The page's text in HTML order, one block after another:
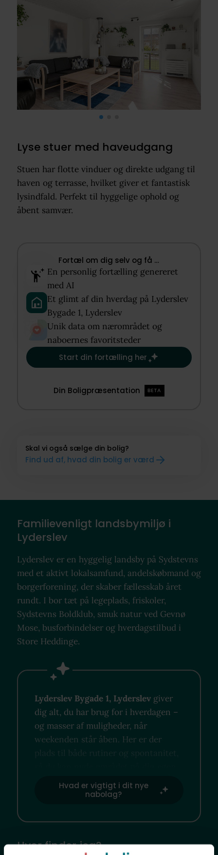
Lyse stuer med haveudgang
Stuen har flotte vinduer og direkte udgang til
haven og terrasse, hvilket giver et fantastisk
lysindfald. Perfekt til hyggelige ophold og
åbent samvær.
Fortæl om dig selv og få …​
En personlig fortælling genereret
med AI​
Et glimt af din hverdag på Lyderslev
Bygade 1, Lyderslev​
Unik data om nærområdet og
naboernes favoritsteder​
Start din fortælling her
Din Boligpræsentation BETA
Skal vi også sælge din bolig?
Find ud af, hvad din bolig er værd
Familievenligt landsbymiljø i
Lyderslev
Lyderslev er en hyggelig landsby på Sydstevns
med et aktivt lokalsamfund, andelskøbmand og
borgerforening, der skaber fællesskab året
rundt. I bor tæt på legeplads, friskoler,
Sydstevns Boldklub, smuk natur ved Gevnø
Mose, busforbindelser og hverdagstilbud i
Store Heddinge.
Lyderslev Bygade 1, Lyderslev giver
dig alt, du har brug for i hverdagen –
og masser af muligheder, når
weekenden står åben. Her er der
plads til både rutiner og spontanitet,
Hvad er vigtigt i dit nye
nabolag?
Hvor finder jeg?